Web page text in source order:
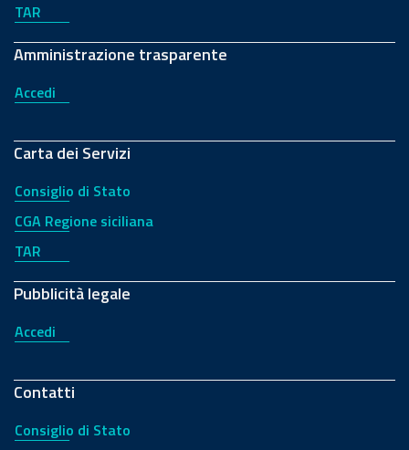
TAR
Amministrazione trasparente
Accedi
Carta dei Servizi
Consiglio di Stato
CGA Regione siciliana
TAR
Pubblicità legale
Accedi
Contatti
Consiglio di Stato